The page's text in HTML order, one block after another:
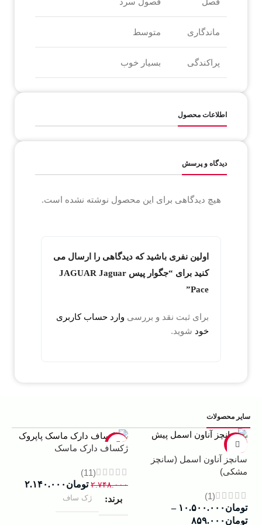
ماندگاری متوسط
پراکندگی بسیار خوب
اطلاعات محصول
دیدگاه و پرسش
هیچ دیدگاهی برای این محصول نوشته نشده است.
اولین نفری باشید که دیدگاهی را ارسال می
کنید برای “جگوار پیس JAGUAR Jaguar
Pace”
برای ثبت نقد و بررسی وارد حساب کاربری
خود شوید.
سایر محصولات
-13%
سانچز آناون اسمل (سانچز
مشکی)
(1)
تومان ۱۰.۵۰۰.۰۰۰ –
تومان ۸۵۹.۰۰۰
-22%
ژکساف دارک ماسک
(11)
۲.۷۴۸.۰۰۰ تومان ۲.۱۴۰.۰۰۰
برند
ژک ساف